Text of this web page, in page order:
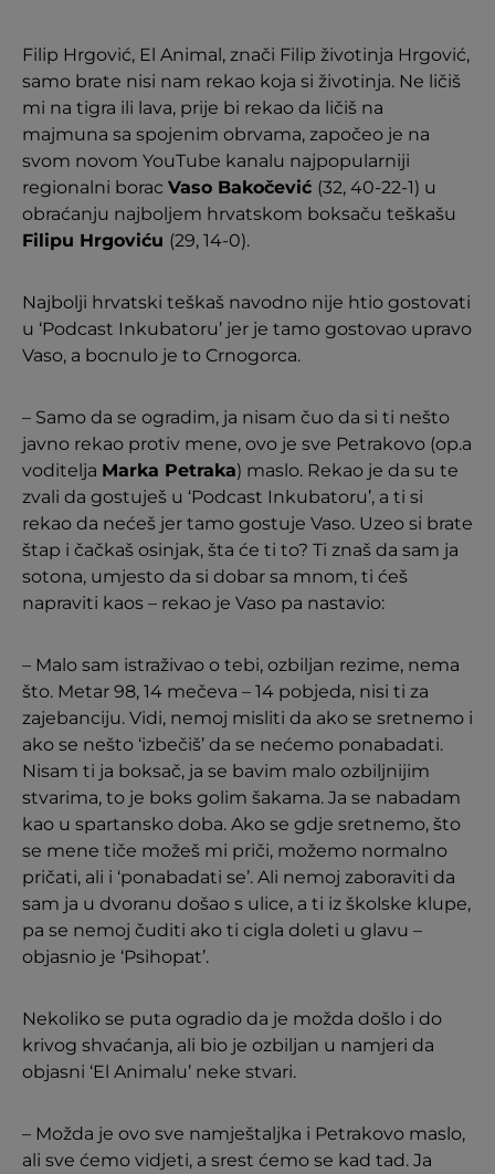
Filip Hrgović, El Animal, znači Filip životinja Hrgović,
samo brate nisi nam rekao koja si životinja. Ne ličiš
mi na tigra ili lava, prije bi rekao da ličiš na
majmuna sa spojenim obrvama, započeo je na
svom novom YouTube kanalu najpopularniji
regionalni borac Vaso Bakočević (32, 40-22-1) u
obraćanju najboljem hrvatskom boksaču teškašu
Filipu Hrgoviću (29, 14-0).
Najbolji hrvatski teškaš navodno nije htio gostovati
u ‘Podcast Inkubatoru’ jer je tamo gostovao upravo
Vaso, a bocnulo je to Crnogorca.
– Samo da se ogradim, ja nisam čuo da si ti nešto
javno rekao protiv mene, ovo je sve Petrakovo (op.a
voditelja Marka Petraka) maslo. Rekao je da su te
zvali da gostuješ u ‘Podcast Inkubatoru’, a ti si
rekao da nećeš jer tamo gostuje Vaso. Uzeo si brate
štap i čačkaš osinjak, šta će ti to? Ti znaš da sam ja
sotona, umjesto da si dobar sa mnom, ti ćeš
napraviti kaos – rekao je Vaso pa nastavio:
– Malo sam istraživao o tebi, ozbiljan rezime, nema
što. Metar 98, 14 mečeva – 14 pobjeda, nisi ti za
zajebanciju. Vidi, nemoj misliti da ako se sretnemo i
ako se nešto ‘izbečiš’ da se nećemo ponabadati.
Nisam ti ja boksač, ja se bavim malo ozbiljnijim
stvarima, to je boks golim šakama. Ja se nabadam
kao u spartansko doba. Ako se gdje sretnemo, što
se mene tiče možeš mi priči, možemo normalno
pričati, ali i ‘ponabadati se’. Ali nemoj zaboraviti da
sam ja u dvoranu došao s ulice, a ti iz školske klupe,
pa se nemoj čuditi ako ti cigla doleti u glavu –
objasnio je ‘Psihopat’.
Nekoliko se puta ogradio da je možda došlo i do
krivog shvaćanja, ali bio je ozbiljan u namjeri da
objasni ‘El Animalu’ neke stvari.
– Možda je ovo sve namještaljka i Petrakovo maslo,
ali sve ćemo vidjeti, a srest ćemo se kad tad. Ja